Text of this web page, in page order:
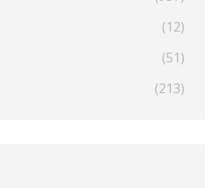
(12)
(51)
(213)